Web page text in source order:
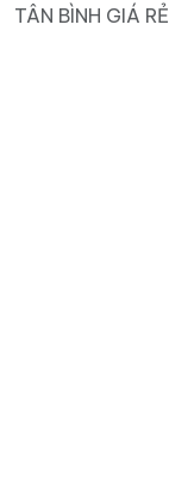
TÂN BÌNH GIÁ RẺ